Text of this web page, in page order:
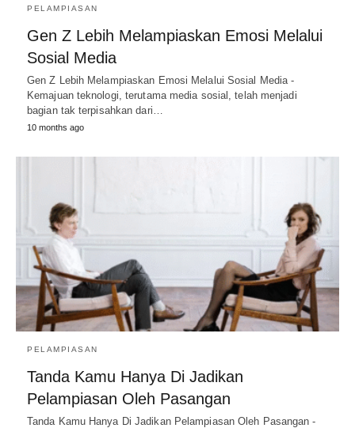
PELAMPIASAN
Gen Z Lebih Melampiaskan Emosi Melalui
Sosial Media
Gen Z Lebih Melampiaskan Emosi Melalui Sosial Media -
Kemajuan teknologi, terutama media sosial, telah menjadi
bagian tak terpisahkan dari…
10 months ago
PELAMPIASAN
Tanda Kamu Hanya Di Jadikan
Pelampiasan Oleh Pasangan
Tanda Kamu Hanya Di Jadikan Pelampiasan Oleh Pasangan -